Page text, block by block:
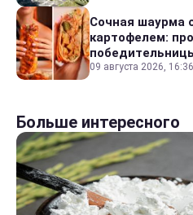
Сочная шаурма
картофелем:
09 августа 2026, 16:36
Больше интересного